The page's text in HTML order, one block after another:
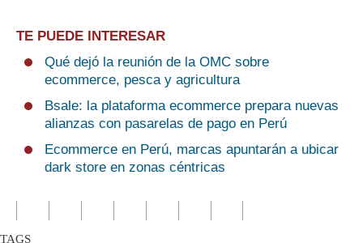
TE PUEDE INTERESAR
Qué dejó la reunión de la OMC sobre
ecommerce, pesca y agricultura
Bsale: la plataforma ecommerce prepara nuevas
alianzas con pasarelas de pago en Perú
Ecommerce en Perú, marcas apuntarán a ubicar
dark store en zonas céntricas
TAGS